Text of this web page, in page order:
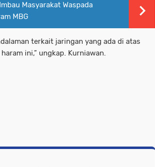
Masyarakat Waspada
MBG
terkait jaringan yang ada di atas
ini,” ungkap. Kurniawan.